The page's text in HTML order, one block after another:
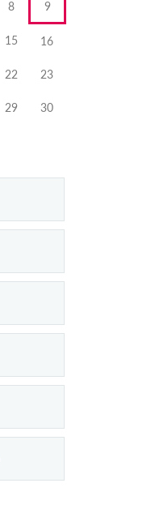
8 9
15 16
22 23
29 30